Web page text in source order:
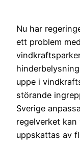
Nu har
ett problem
uppe i
störande
Sverige
regelverket
uppskattas av